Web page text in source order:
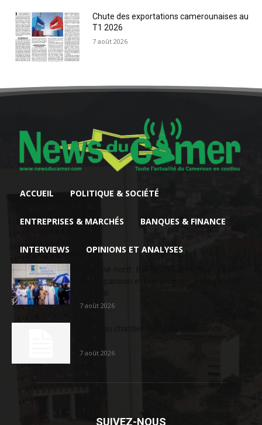
Chute des exportations camerounaises au
T1 2026
7 août 2026
ACCUEIL POLITIQUE & SOCIÉTÉ
ENTREPRISES & MARCHÉS BANQUES & FINANCE
INTERVIEWS OPINIONS ET ANALYSES
7 août 2026
7 août 2026
SUIVEZ-NOUS